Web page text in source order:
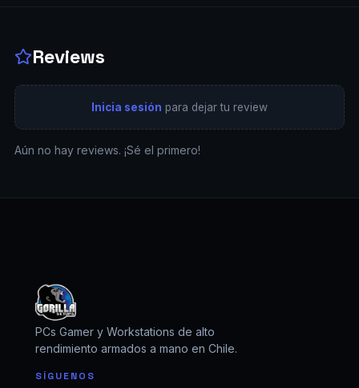
Reviews
Inicia sesión para dejar tu review
Aún no hay reviews. ¡Sé el primero!
PCs Gamer y Workstations de alto
rendimiento armados a mano en Chile.
SÍGUENOS